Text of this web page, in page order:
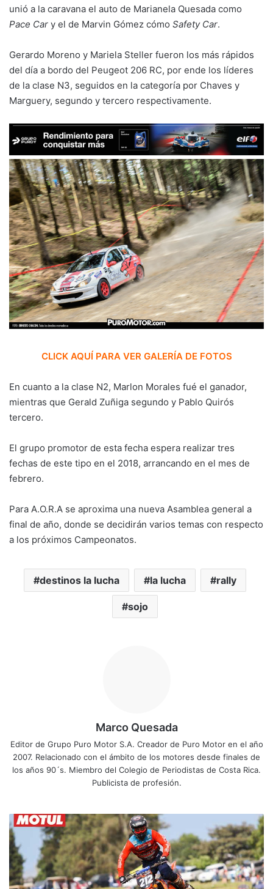
unió a la caravana el auto de Marianela Quesada como
Pace Car y el de Marvin Gómez cómo Safety Car.
Gerardo Moreno y Mariela Steller fueron los más rápidos
del día a bordo del Peugeot 206 RC, por ende los líderes
de la clase N3, seguidos en la categoría por Chaves y
Marguery, segundo y tercero respectivamente.
CLICK AQUÍ PARA VER GALERÍA DE FOTOS
En cuanto a la clase N2, Marlon Morales fué el ganador,
mientras que Gerald Zuñiga segundo y Pablo Quirós
tercero.
El grupo promotor de esta fecha espera realizar tres
fechas de este tipo en el 2018, arrancando en el mes de
febrero.
Para A.O.R.A se aproxima una nueva Asamblea general a
final de año, donde se decidirán varios temas con respecto
a los próximos Campeonatos.
destinos la lucha la lucha rally
sojo
Marco Quesada
Editor de Grupo Puro Motor S.A. Creador de Puro Motor en el año
2007. Relacionado con el ámbito de los motores desde finales de
los años 90´s. Miembro del Colegio de Periodistas de Costa Rica.
Publicista de profesión.
C
h
a
s
e
M